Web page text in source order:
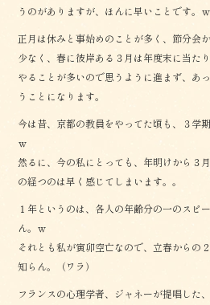
うのがありますが、ほんに早いことです。ｗ
正月は休みと事始めのことが多く、節分会
少なく、春に彼岸ある３月は年度末に当たり
やることが多いので思うように進まず、あ
うことになります。
今は昔、京都の教員をやってた頃も、３学
ｗ
然るに、今の私にとっても、年明けから３
の経つのは早く感じてしまいます。。
１年というのは、各人の年齢分の一のスピ
ん。ｗ
それとも私が寅卯空亡なので、立春からの
知らん。（ワラ）
フランスの心理学者、ジャネーが提唱した